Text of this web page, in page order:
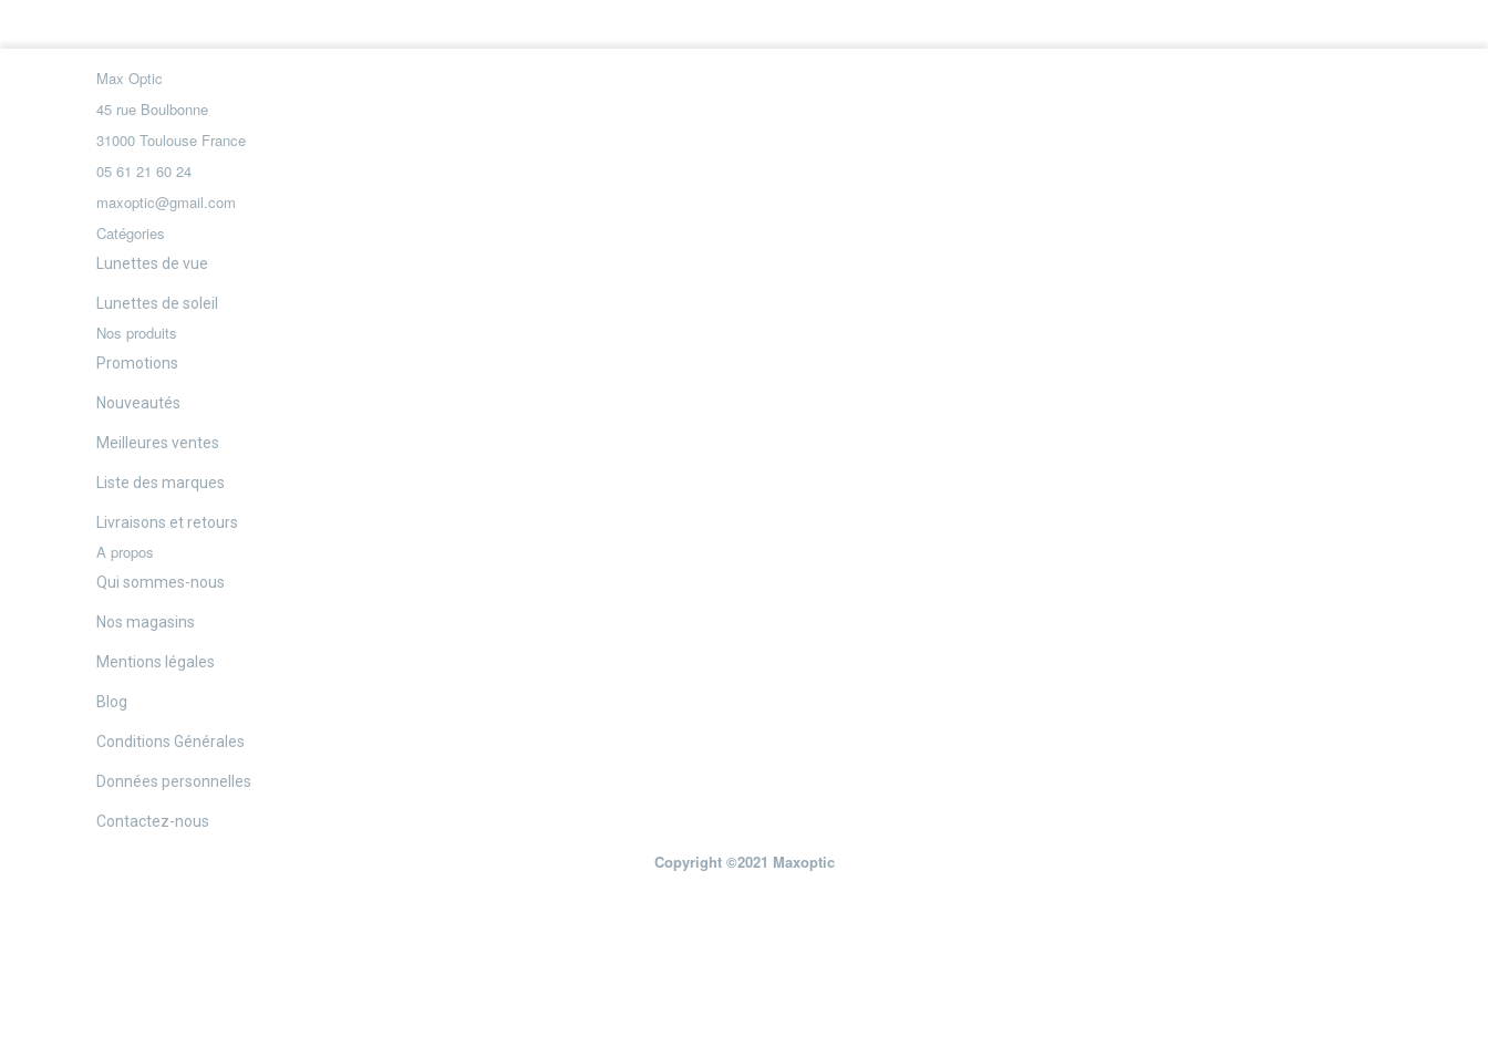
Max Optic
45 rue Boulbonne
31000 Toulouse France
05 61 21 60 24
maxoptic@gmail.com
Catégories
Lunettes de vue
Lunettes de soleil
Nos produits
Promotions
Nouveautés
Meilleures ventes
Liste des marques
Livraisons et retours
A propos
Qui sommes-nous
Nos magasins
Mentions légales
Blog
Conditions Générales
Données personnelles
Contactez-nous
Copyright ©2021 Maxoptic